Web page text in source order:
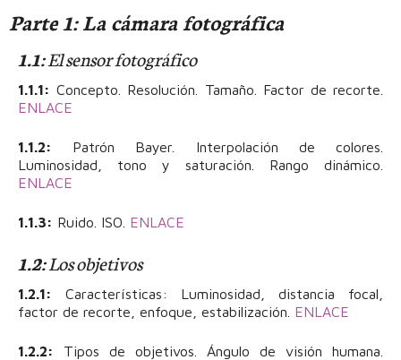
Parte 1: La cámara fotográfica
1.1:El sensor fotográfico
1.1.1: Concepto. Resolución. Tamaño. Factor de recorte.
ENLACE
1.1.2:
Patrón Bayer. Interpolación de colores.
Luminosidad, tono y saturación. Rango dinámico.
ENLACE
1.1.3: Ruido. ISO. ENLACE
1.2:Los objetivos
1.2.1:
Características: Luminosidad, distancia focal,
factor de recorte, enfoque, estabilización. ENLACE
1.2.2:
Tipos de objetivos. Ángulo de visión humana.